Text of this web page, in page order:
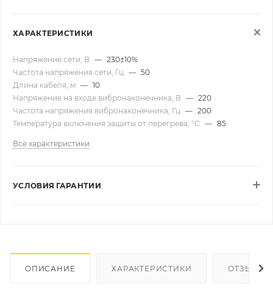
ХАРАКТЕРИСТИКИ
Напряжение сети, В — 230±10%
Частота напряжения сети, Гц — 50
Длина кабеля, м — 10
Напряжение на входе вибронаконечника, В — 220
Частота напряжения вибронаконечника, Гц — 200
Температура включения защиты от перегрева, °C — 85
Все характеристики
УСЛОВИЯ ГАРАНТИИ
ОПИСАНИЕ ХАРАКТЕРИСТИКИ ОТЗЫВЫ